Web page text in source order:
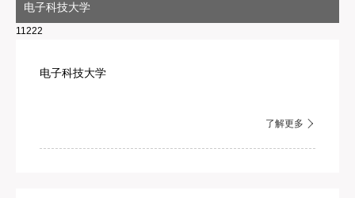
电子科技大学
11222
电子科技大学
了解更多